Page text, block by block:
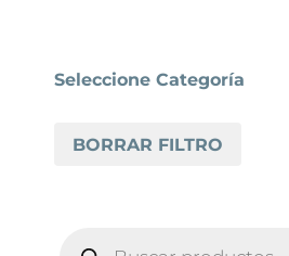
Seleccione Categoría
DISFLOOR III TOP
BORRAR FILTRO